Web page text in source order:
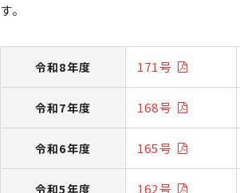
す。
令和8年度 171号
令和7年度 168号
令和6年度 165号
令和5年度 162号